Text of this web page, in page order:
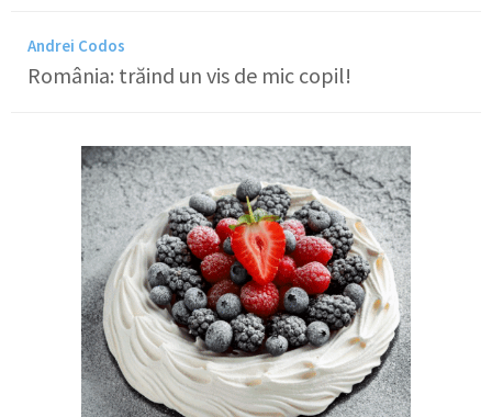
Andrei Codos
România: trăind un vis de mic copil!